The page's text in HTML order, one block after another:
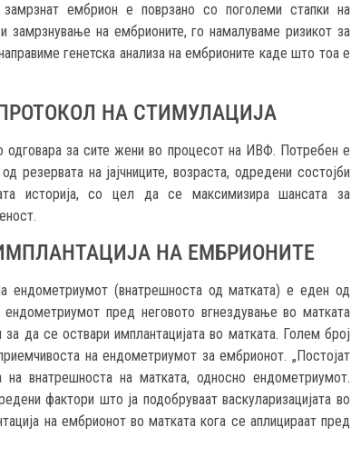
ембрион е поврзано со поголеми стапки на
на ембрионите, го намалуваме ризикот за
генетска анализа на ембрионите каде што тоа е
НА СТИМУЛАЦИЈА
одговара за сите жени во процесот на ИВФ. Потребен е
резервата на јајчниците, возраста, одредени состојби
историја, со цел да се максимизира шансата за
НА ЕМБРИОНИТЕ
ендометриумот (внатрешноста од матката) е еден од
пред неговото вгнездување во матката
да се оствари имплантацијата во матката. Голем број
на ендометриумот за ембрионот. „Постојат
внатрешноста на матката, односно ендометриумот.
фактори што ја подобруваат васкуларизацијата во
на ембрионот во матката кога се аплицираат пред